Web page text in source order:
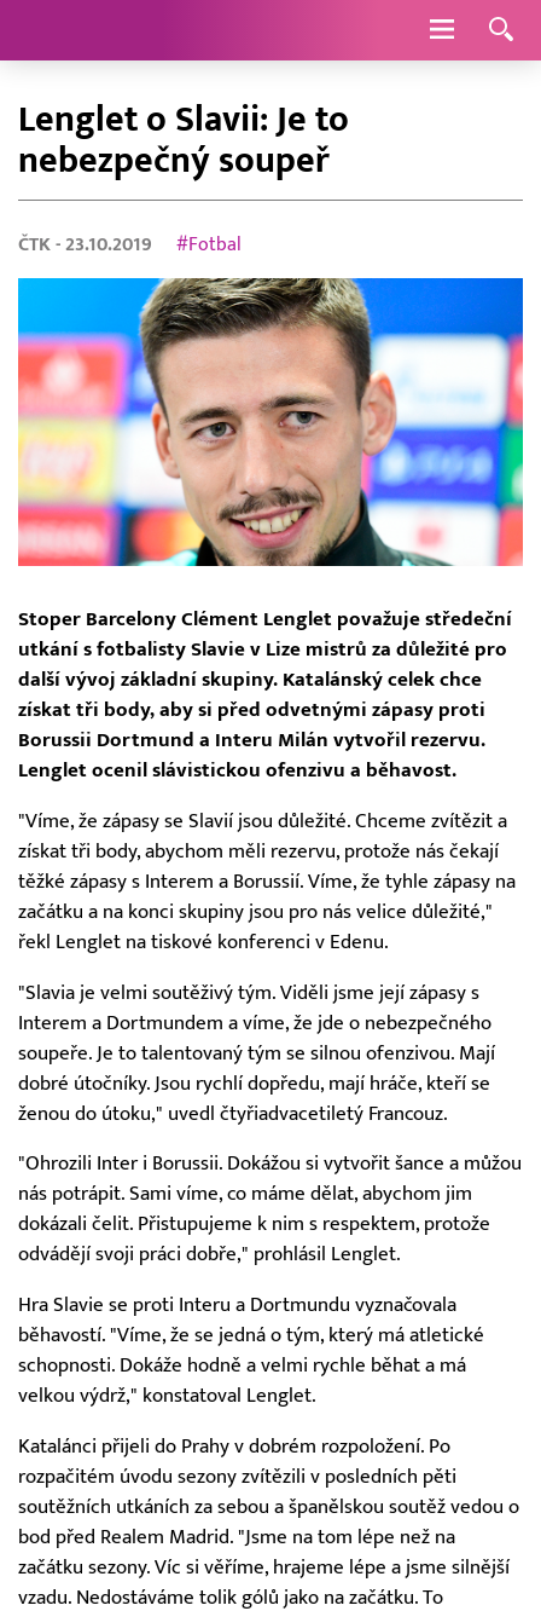
Navigace
Lenglet o Slavii: Je to
nebezpečný soupeř
ČTK - 23.10.2019 #Fotbal
Stoper Barcelony Clément Lenglet považuje středeční
utkání s fotbalisty Slavie v Lize mistrů za důležité pro
další vývoj základní skupiny. Katalánský celek chce
získat tři body, aby si před odvetnými zápasy proti
Borussii Dortmund a Interu Milán vytvořil rezervu.
Lenglet ocenil slávistickou ofenzivu a běhavost.
"Víme, že zápasy se Slavií jsou důležité. Chceme zvítězit a
získat tři body, abychom měli rezervu, protože nás čekají
těžké zápasy s Interem a Borussií. Víme, že tyhle zápasy na
začátku a na konci skupiny jsou pro nás velice důležité,"
řekl Lenglet na tiskové konferenci v Edenu.
"Slavia je velmi soutěživý tým. Viděli jsme její zápasy s
Interem a Dortmundem a víme, že jde o nebezpečného
soupeře. Je to talentovaný tým se silnou ofenzivou. Mají
dobré útočníky. Jsou rychlí dopředu, mají hráče, kteří se
ženou do útoku," uvedl čtyřiadvacetiletý Francouz.
"Ohrozili Inter i Borussii. Dokážou si vytvořit šance a můžou
nás potrápit. Sami víme, co máme dělat, abychom jim
dokázali čelit. Přistupujeme k nim s respektem, protože
odvádějí svoji práci dobře," prohlásil Lenglet.
Hra Slavie se proti Interu a Dortmundu vyznačovala
běhavostí. "Víme, že se jedná o tým, který má atletické
schopnosti. Dokáže hodně a velmi rychle běhat a má
velkou výdrž," konstatoval Lenglet.
Katalánci přijeli do Prahy v dobrém rozpoložení. Po
rozpačitém úvodu sezony zvítězili v posledních pěti
soutěžních utkáních za sebou a španělskou soutěž vedou o
bod před Realem Madrid. "Jsme na tom lépe než na
začátku sezony. Víc si věříme, hrajeme lépe a jsme silnější
vzadu. Nedostáváme tolik gólů jako na začátku. To